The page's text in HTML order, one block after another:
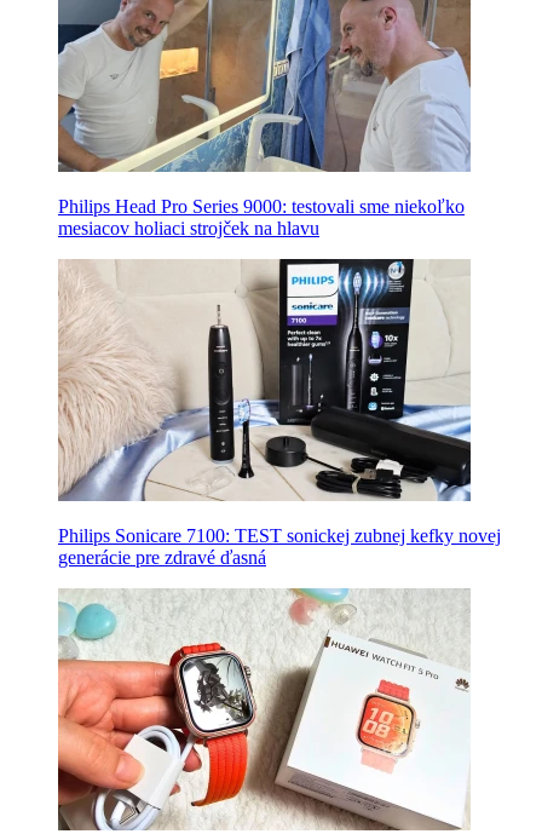
Philips Head Pro Series 9000: testovali sme niekoľko
mesiacov holiaci strojček na hlavu
Philips Sonicare 7100: TEST sonickej zubnej kefky novej
generácie pre zdravé ďasná